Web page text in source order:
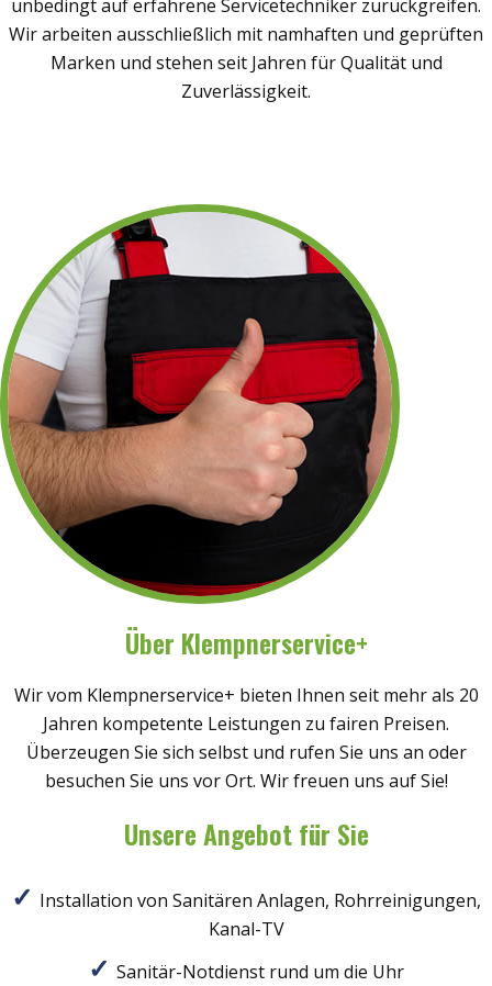
unbedingt auf erfahrene Servicetechniker zurückgreifen.
Wir arbeiten ausschließlich mit namhaften und geprüften
Marken und stehen seit Jahren für Qualität und
Zuverlässigkeit.
Über Klempnerservice+
Wir vom Klempnerservice+ bieten Ihnen seit mehr als 20
Jahren kompetente Leistungen zu fairen Preisen.
Überzeugen Sie sich selbst und rufen Sie uns an oder
besuchen Sie uns vor Ort. Wir freuen uns auf Sie!
Unsere Angebot für Sie
Installation von Sanitären Anlagen, Rohrreinigungen,
Kanal-TV
Sanitär-Notdienst rund um die Uhr